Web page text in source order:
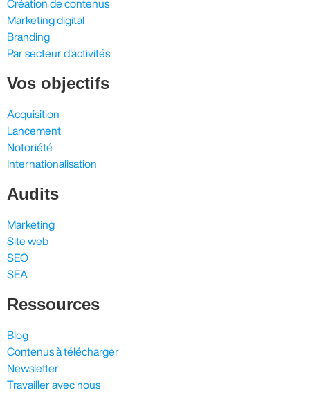
Création de contenus
Marketing digital
Branding
Par secteur d'activités
Vos objectifs
Acquisition
Lancement
Notoriété
Internationalisation
Audits
Marketing
Site web
SEO
SEA
Ressources
Blog
Contenus à télécharger
Newsletter
Travailler avec nous